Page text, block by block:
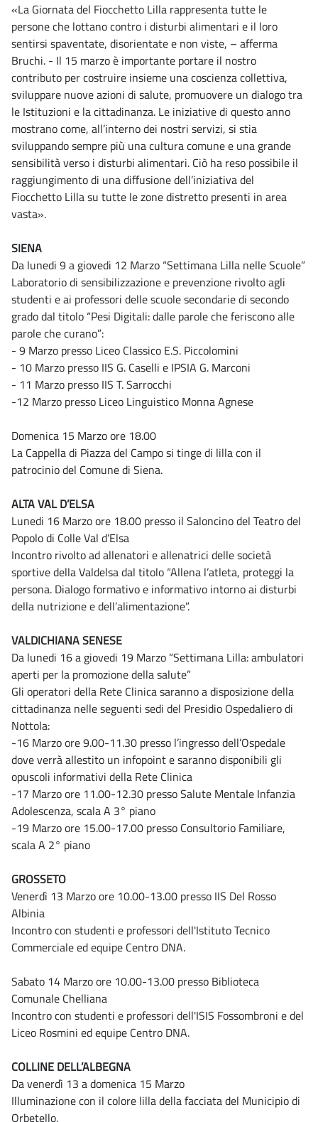
«La Giornata del Fiocchetto Lilla rappresenta tutte le
persone che lottano contro i disturbi alimentari e il loro
sentirsi spaventate, disorientate e non viste, – afferma
Bruchi. - Il 15 marzo è importante portare il nostro
contributo per costruire insieme una coscienza collettiva,
sviluppare nuove azioni di salute, promuovere un dialogo tra
le Istituzioni e la cittadinanza. Le iniziative di questo anno
mostrano come, all’interno dei nostri servizi, si stia
sviluppando sempre più una cultura comune e una grande
sensibilità verso i disturbi alimentari. Ciò ha reso possibile il
raggiungimento di una diffusione dell’iniziativa del
Fiocchetto Lilla su tutte le zone distretto presenti in area
vasta».
SIENA
Da lunedi 9 a giovedi 12 Marzo “Settimana Lilla nelle Scuole”
Laboratorio di sensibilizzazione e prevenzione rivolto agli
studenti e ai professori delle scuole secondarie di secondo
grado dal titolo “Pesi Digitali: dalle parole che feriscono alle
parole che curano”:
- 9 Marzo presso Liceo Classico E.S. Piccolomini
- 10 Marzo presso IIS G. Caselli e IPSIA G. Marconi
- 11 Marzo presso IIS T. Sarrocchi
-12 Marzo presso Liceo Linguistico Monna Agnese
Domenica 15 Marzo ore 18.00
La Cappella di Piazza del Campo si tinge di lilla con il
patrocinio del Comune di Siena.
ALTA VAL D’ELSA
Lunedi 16 Marzo ore 18.00 presso il Saloncino del Teatro del
Popolo di Colle Val d’Elsa
Incontro rivolto ad allenatori e allenatrici delle società
sportive della Valdelsa dal titolo “Allena l’atleta, proteggi la
persona. Dialogo formativo e informativo intorno ai disturbi
della nutrizione e dell’alimentazione”.
VALDICHIANA SENESE
Da lunedi 16 a giovedi 19 Marzo “Settimana Lilla: ambulatori
aperti per la promozione della salute”
Gli operatori della Rete Clinica saranno a disposizione della
cittadinanza nelle seguenti sedi del Presidio Ospedaliero di
Nottola:
-16 Marzo ore 9.00-11.30 presso l’ingresso dell’Ospedale
dove verrà allestito un infopoint e saranno disponibili gli
opuscoli informativi della Rete Clinica
-17 Marzo ore 11.00-12.30 presso Salute Mentale Infanzia
Adolescenza, scala A 3° piano
-19 Marzo ore 15.00-17.00 presso Consultorio Familiare,
scala A 2° piano
GROSSETO
Venerdì 13 Marzo ore 10.00-13.00 presso IIS Del Rosso
Albinia
Incontro con studenti e professori dell'Istituto Tecnico
Commerciale ed equipe Centro DNA.
Sabato 14 Marzo ore 10.00-13.00 presso Biblioteca
Comunale Chelliana
Incontro con studenti e professori dell'ISIS Fossombroni e del
Liceo Rosmini ed equipe Centro DNA.
COLLINE DELL’ALBEGNA
Da venerdì 13 a domenica 15 Marzo
Illuminazione con il colore lilla della facciata del Municipio di
Orbetello.